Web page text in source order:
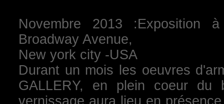
Novembre 2013 :Exposition
Broadway Avenue,
New york city -USA
Durant un mois les oeuvres
GALLERY, en plein coeur
vernissage aura lieu en